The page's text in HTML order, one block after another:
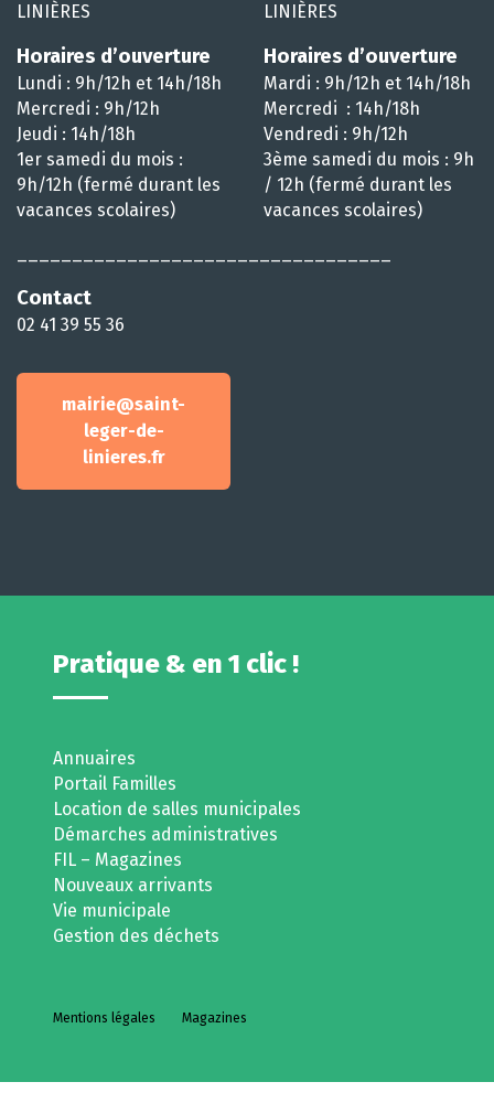
LINIÈRES
Horaires d’ouverture
Lundi : 9h/12h et 14h/18h
Mercredi : 9h/12h
Jeudi : 14h/18h
1er samedi du mois :
9h/12h (fermé durant les
vacances scolaires)
Contact
02 41 39 55 36
mairie@saint-
leger-de-
linieres.fr
LINIÈRES
Horaires d’ouverture
Mardi : 9h/12h et 14h/18h
Mercredi : 14h/18h
Vendredi : 9h/12h
3ème samedi du mois : 9h
/ 12h (fermé durant les
vacances scolaires)
Pratique & en 1 clic !
Annuaires
Portail Familles
Location de salles municipales
Démarches administratives
FIL – Magazines
Nouveaux arrivants
Vie municipale
Gestion des déchets
Mentions légales Magazines